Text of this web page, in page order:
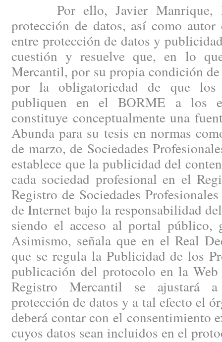
Por ello, Javier Manrique,
protección de datos, así como
entre protección de datos y
cuestión y resuelve que, en lo
Mercantil, por su propia condición de
por la obligatoriedad de que los
publiquen en el BORME a los
constituye conceptualmente una
Abunda para su tesis en normas
de marzo, de Sociedades
establece que la publicidad del
cada sociedad profesional en el
Registro de Sociedades
de Internet bajo la responsabilidad
siendo el acceso al portal público,
Asimismo, señala que en el Real
que se regula la Publicidad de los
publicación del protocolo en la
Registro Mercantil se ajustará
protección de datos y a tal efecto el
deberá contar con el consentimiento
cuyos datos sean incluidos en el